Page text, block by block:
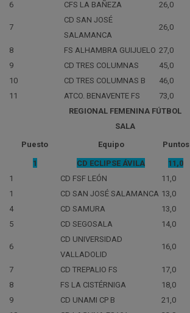
6
CFS LA BAÑEZA 26,0
7
CD SAN JOSÉ
SALAMANCA
26,0
8 FS ALHAMBRA GUIJUELO 27,0
9
CD TRES COLUMNAS
45,0
10
CD TRES COLUMNAS B
46,0
11
ATCO. BENAVENTE FS
73,0
REGIONAL FEMENINA FÚTBOL
SALA
Puesto
Equipo Puntos
1 CD ECLIPSE ÁVILA
11,0
1
CD FSF LEÓN
11,0
1
CD SAN JOSÉ SALAMANCA 13,0
4
CD SAMURA
13,0
5
CD SEGOSALA 14,0
6
CD UNIVERSIDAD
VALLADOLID
16,0
7 CD TREPALIO FS
17,0
8
FS LA CISTÉRNIGA
18,0
9
CD UNAMI CP B
21,0